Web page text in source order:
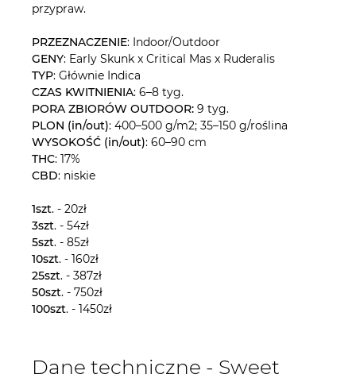
przypraw.
PRZEZNACZENIE: Indoor/Outdoor
GENY: Early Skunk x Critical Mas x Ruderalis
TYP: Głównie Indica
CZAS KWITNIENIA: 6–8 tyg.
PORA ZBIORÓW OUTDOOR: 9 tyg.
PLON (in/out): 400–500 g/m2; 35–150 g/roślina
WYSOKOŚĆ (in/out): 60–90 cm
THC: 17%
CBD: niskie
1szt. - 20zł
3szt. - 54zł
5szt. - 85zł
10szt. - 160zł
25szt. - 387zł
50szt. - 750zł
100szt. - 1450zł
Dane techniczne - Sweet